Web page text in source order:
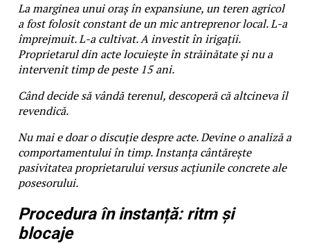
La marginea unui oraș în expansiune, un teren agricol
a fost folosit constant de un mic antreprenor local. L-a
împrejmuit. L-a cultivat. A investit în irigații.
Proprietarul din acte locuiește în străinătate și nu a
intervenit timp de peste 15 ani.
Când decide să vândă terenul, descoperă că altcineva îl
revendică.
Nu mai e doar o discuție despre acte. Devine o analiză a
comportamentului în timp. Instanța cântărește
pasivitatea proprietarului versus acțiunile concrete ale
posesorului.
Procedura în instanță: ritm și
blocaje